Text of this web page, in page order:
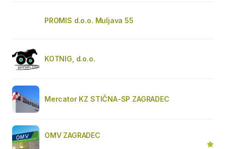
PROMIS d.o.o. Muljava 55
KOTNIG, d.o.o.
Mercator KZ STIČNA-SP ZAGRADEC
OMV ZAGRADEC